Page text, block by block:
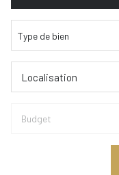
Type de bien
Localisation
Budget